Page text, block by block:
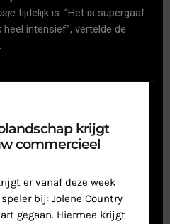
tijdelijk is. “Het is supergaaf
intensief”, vertelde de
.
krijgt
commercieel
er vanaf deze week
bij: Jolene Country
gegaan. Hiermee krijgt